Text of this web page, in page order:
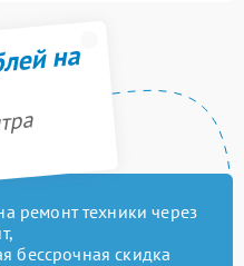
на
ремонт техники через
бессрочная скидка